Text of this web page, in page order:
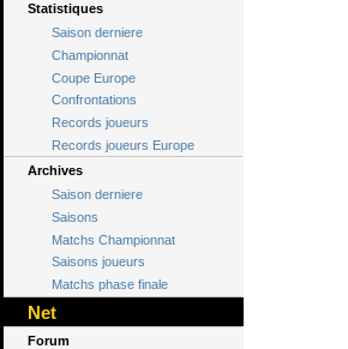
Statistiques
Saison derniere
Championnat
Coupe Europe
Confrontations
Records joueurs
Records joueurs Europe
Archives
Saison derniere
Saisons
Matchs Championnat
Saisons joueurs
Matchs phase finale
Net
Forum